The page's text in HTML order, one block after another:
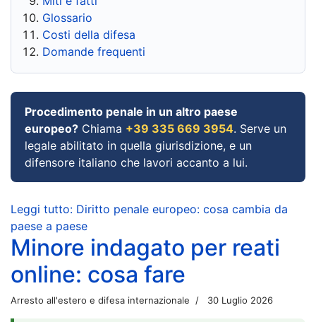
Glossario
Costi della difesa
Domande frequenti
Procedimento penale in un altro paese
europeo? Chiama +39 335 669 3954. Serve un
legale abilitato in quella giurisdizione, e un
difensore italiano che lavori accanto a lui.
Leggi tutto: Diritto penale europeo: cosa cambia da
paese a paese
Minore indagato per reati
online: cosa fare
Arresto all'estero e difesa internazionale 30 Luglio 2026